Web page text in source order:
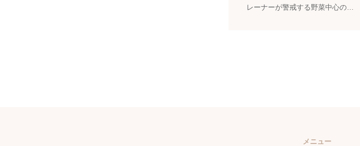
レーナーが警戒する野菜中心の…
メニュー